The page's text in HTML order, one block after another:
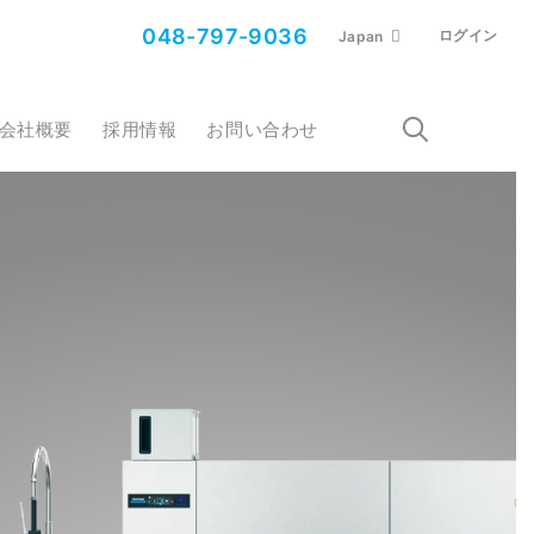
048-797-9036 Japan ログイン
会社概要 採用情報 お問い合わせ